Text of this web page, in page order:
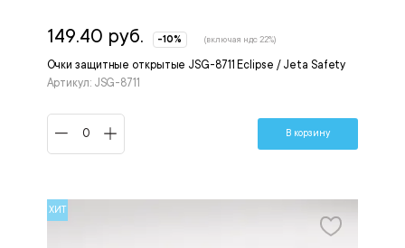
Очки защитные открытые JSG-8711 Eclipse / Jeta Safety
Артикул: JSG-8711
149.40 руб. -10% (включая ндс 22%)
В корзину
ХИТ